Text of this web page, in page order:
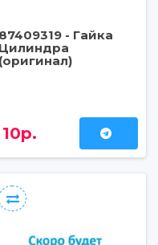
87409319 - Гайка
Цилиндра
(оригинал)
10р.